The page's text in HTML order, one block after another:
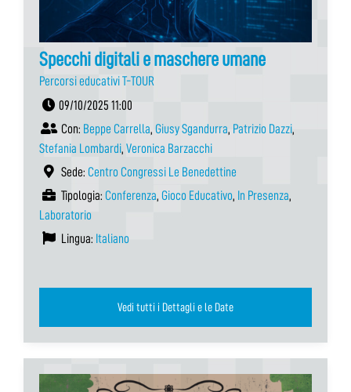
Specchi digitali e maschere umane
Percorsi educativi T-TOUR
09/10/2025 11:00
Con: Beppe Carrella, Giusy Sgandurra, Patrizio Dazzi,
Stefania Lombardi, Veronica Barzacchi
Sede: Centro Congressi Le Benedettine
Tipologia: Conferenza, Gioco Educativo, In Presenza,
Laboratorio
Lingua: Italiano
Vedi tutti i Dettagli e le Date